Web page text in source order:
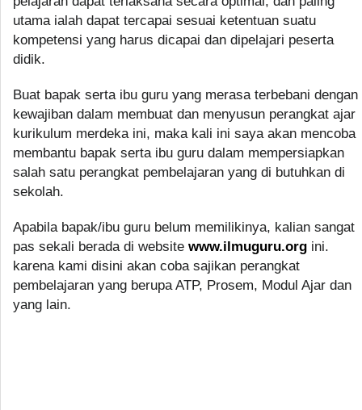
utama ialah dapat tercapai sesuai ketentuan suatu
kompetensi yang harus dicapai dan dipelajari peserta
didik.
Buat bapak serta ibu guru yang merasa terbebani dengan
kewajiban dalam membuat dan menyusun perangkat ajar
kurikulum merdeka ini, maka kali ini saya akan mencoba
membantu bapak serta ibu guru dalam mempersiapkan
salah satu perangkat pembelajaran yang di butuhkan di
sekolah.
Apabila bapak/ibu guru belum memilikinya, kalian sangat
pas sekali berada di website www.ilmuguru.org ini.
karena kami disini akan coba sajikan perangkat
pembelajaran yang berupa ATP, Prosem, Modul Ajar dan
yang lain.